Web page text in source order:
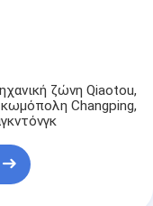
ζώνη Qiaotou,
Changping,